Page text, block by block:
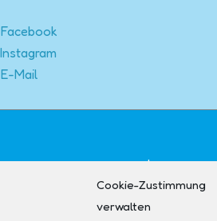
Cookie-Zustimmung
verwalten
Facebook
Instagram
E-Mail
Impressum
Kontakt
AGB + Widerruf